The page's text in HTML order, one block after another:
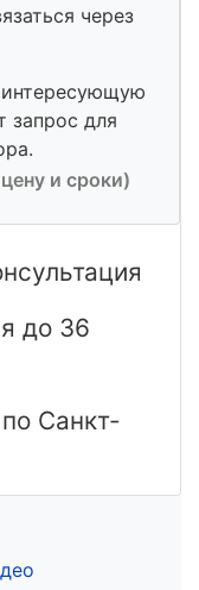
через
запрос для
и сроки)
до 36
Санкт-